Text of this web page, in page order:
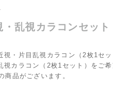
・乱視カラコンセット
視・片目乱視カラコン（2枚1セッ
視カラコン（2枚1セット）をご
商品がございます。